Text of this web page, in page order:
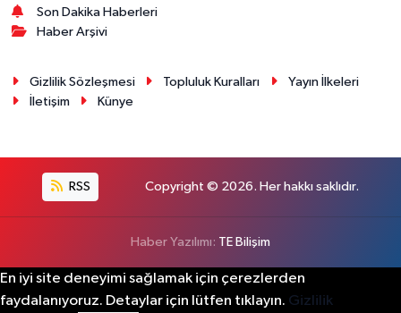
Son Dakika Haberleri
Haber Arşivi
Gizlilik Sözleşmesi Topluluk Kuralları
Yayın İlkeleri
İletişim
Künye
RSS Copyright © 2026. Her hakkı saklıdır.
Haber Yazılımı: TE Bilişim
En iyi site deneyimi sağlamak için çerezlerden
faydalanıyoruz. Detaylar için lütfen tıklayın. Gizlilik